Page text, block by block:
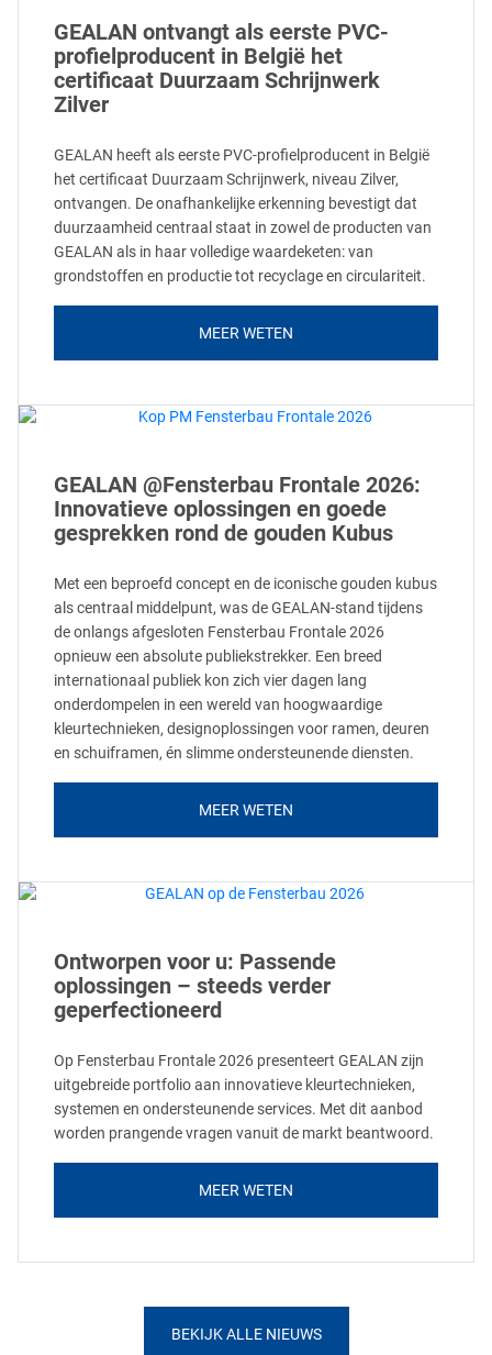
GEALAN ontvangt als eerste PVC-
profielproducent in België het
certificaat Duurzaam Schrijnwerk
Zilver
GEALAN heeft als eerste PVC-profielproducent in België
het certificaat Duurzaam Schrijnwerk, niveau Zilver,
ontvangen. De onafhankelijke erkenning bevestigt dat
duurzaamheid centraal staat in zowel de producten van
GEALAN als in haar volledige waardeketen: van
grondstoffen en productie tot recyclage en circulariteit.
MEER WETEN
GEALAN @Fensterbau Frontale 2026:
Innovatieve oplossingen en goede
gesprekken rond de gouden Kubus
Met een beproefd concept en de iconische gouden kubus
als centraal middelpunt, was de GEALAN-stand tijdens
de onlangs afgesloten Fensterbau Frontale 2026
opnieuw een absolute publiekstrekker. Een breed
internationaal publiek kon zich vier dagen lang
onderdompelen in een wereld van hoogwaardige
kleurtechnieken, designoplossingen voor ramen, deuren
en schuiframen, én slimme ondersteunende diensten.
MEER WETEN
Ontworpen voor u: Passende
oplossingen – steeds verder
geperfectioneerd
Op Fensterbau Frontale 2026 presenteert GEALAN zijn
uitgebreide portfolio aan innovatieve kleurtechnieken,
systemen en ondersteunende services. Met dit aanbod
worden prangende vragen vanuit de markt beantwoord.
MEER WETEN
BEKIJK ALLE NIEUWS